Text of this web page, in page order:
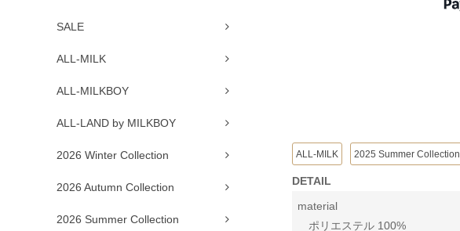
SALE
ALL-MILK
ALL-MILKBOY
ALL-LAND by MILKBOY
2026 Winter Collection
2026 Autumn Collection
2026 Summer Collection
ALL-MILK 2025 Summer Collection
DETAIL
material
ポリエステル 100%